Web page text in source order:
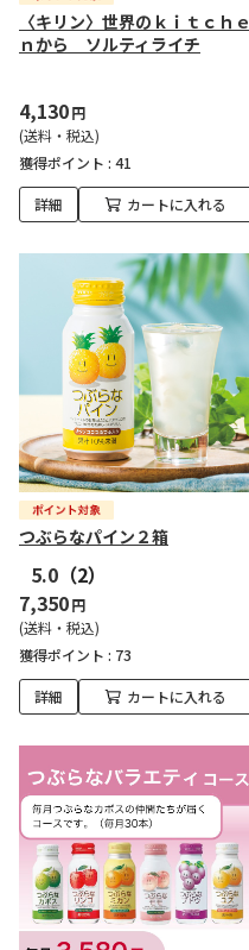
〈キリン〉世界のｋｉｔｃｈｅ
ｎから ソルティライチ
4,130円
(送料・税込)
獲得ポイント : 41
詳細 カートに入れる
つぶらなパイン２箱
5.0 （2）
7,350円
(送料・税込)
獲得ポイント : 73
詳細 カートに入れる